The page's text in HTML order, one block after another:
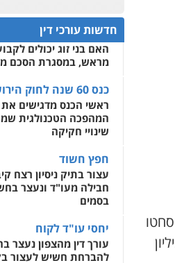
לביצוע עבודות עפר בהיקף של 25 מיליון
דיני צבא
שחר מנדלמן,
גבאי מנדלמן –
עורכי דין
פלילי התמחות
בעבירות מין
עו"ד מוחמד
פלילי תעבורה
0525077716
עו"ד יניב זוסמן
0522508109
אחסון אתרים
מהירות הגנה
לעורכי דין
מרכז התחלה
שירותים מקצועיים
דין
0544500346
חדשות עורכי דין
המתח שבין חוק יחסי
לבין חוק הירושה
האם בני זוג יכולים
מראש, במסגרת הסכם
כנס 60 שנה לחוק הירושה
ראשי הכנס מדגישים את
המהפכה הטכנולגית
שינויי חקיקה
חפץ חשוד
עצור בתיק ניסיון רצח
חבילה מעו"ד ונעצר
בסמים
יחסי עו"ד לקוח
עורך דין מהצפון נעצר
להברחת חשיש לעצור